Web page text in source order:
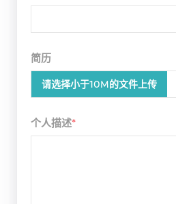
简历
请选择小于10M的文件上传
个人描述*